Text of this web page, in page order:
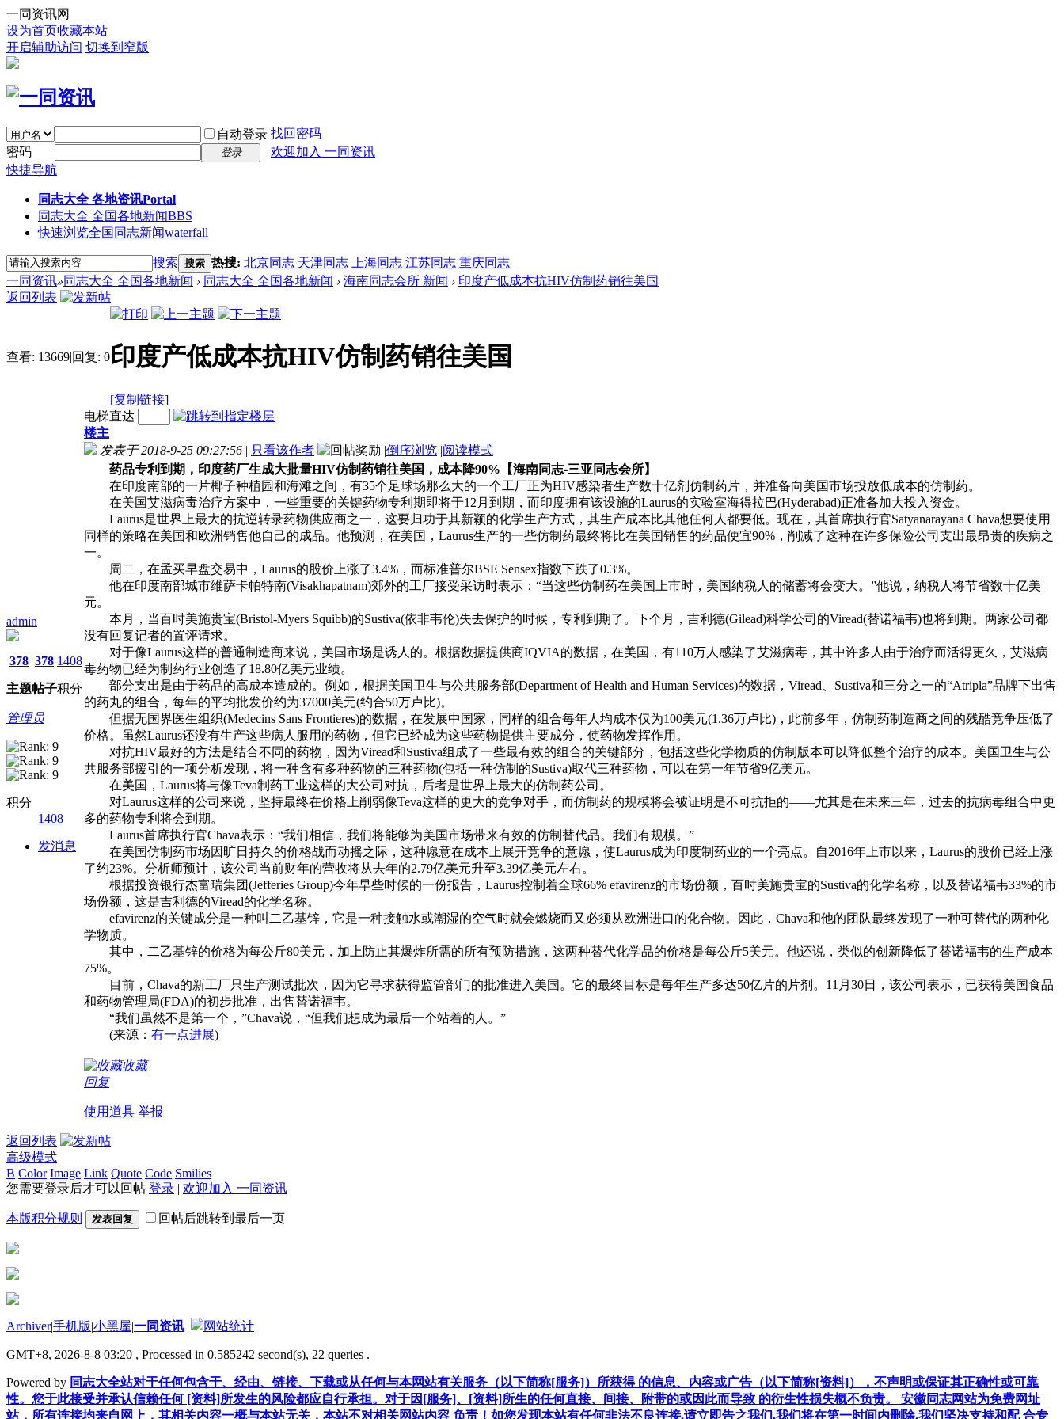
一同资讯网
设为首页收藏本站
开启辅助访问 切换到窄版
自动登录 找回密码
密码
登录
欢迎加入 一同资讯
快捷导航
同志大全 各地资讯Portal
同志大全 全国各地新闻BBS
快速浏览全国同志新闻waterfall
搜索 搜索 热搜: 北京同志 天津同志 上海同志 江苏同志 重庆同志
一同资讯»同志大全 全国各地新闻 › 同志大全 全国各地新闻 › 海南同志会所 新闻 › 印度产低成本抗HIV仿制药销往美国
返回列表
查看: 13669|回复: 0印度产低成本抗HIV仿制药销往美国
[复制链接]
admin
378
主题
378
帖子
1408
积分
管理员
积分
1408
发消息
电梯直达
楼主
发表于 2018-9-25 09:27:56 | 只看该作者 |倒序浏览 |阅读模式
药品专利到期，印度药厂生成大批量HIV仿制药销往美国，成本降90%
【海南同志-三亚同志会所】
在印度南部的一片椰子种植园和海滩之间，有35个足球场那么大的一个工厂正为HIV感染者生产数十亿剂仿制药片，并准备向美国市场投放低成本的仿制药。
在美国艾滋病毒治疗方案中，一些重要的关键药物专利期即将于12月到期，而印度拥有该设施的Laurus的实验室海得拉巴(Hyderabad)正准备加大投入资金。
Laurus是世界上最大的抗逆转录药物供应商之一，这要归功于其新颖的化学生产方式，其生产成本比其他任何人都要低。现在，其首席执行官Satyanarayana Chava想要使用
同样的策略在美国和欧洲销售他自己的成品。他预测，在美国，Laurus生产的一些仿制药最终将比在美国销售的药品便宜90%，削减了这种在许多保险公司支出最昂贵的疾病之
一。
周二，在孟买早盘交易中，Laurus的股价上涨了3.4%，而标准普尔BSE Sensex指数下跌了0.3%。
他在印度南部城市维萨卡帕特南(Visakhapatnam)郊外的工厂接受采访时表示：“当这些仿制药在美国上市时，美国纳税人的储蓄将会变大。”他说，纳税人将节省数十亿美
元。
本月，当百时美施贵宝(Bristol-Myers Squibb)的Sustiva(依非韦伦)失去保护的时候，专利到期了。下个月，吉利德(Gilead)科学公司的Viread(替诺福韦)也将到期。两家公司都
没有回复记者的置评请求。
对于像Laurus这样的普通制造商来说，美国市场是诱人的。根据数据提供商IQVIA的数据，在美国，有110万人感染了艾滋病毒，其中许多人由于治疗而活得更久，艾滋病
毒药物已经为制药行业创造了18.80亿美元业绩。
部分支出是由于药品的高成本造成的。例如，根据美国卫生与公共服务部(Department of Health and Human Services)的数据，Viread、Sustiva和三分之一的“Atripla”品牌下出售
的药丸的组合，每年的平均批发价约为37000美元(约合50万卢比)。
但据无国界医生组织(Medecins Sans Frontieres)的数据，在发展中国家，同样的组合每年人均成本仅为100美元(1.36万卢比)，此前多年，仿制药制造商之间的残酷竞争压低了
价格。虽然Laurus还没有生产这些病人服用的药物，但它已经成为这些药物提供主要成分，使药物发挥作用。
对抗HIV最好的方法是结合不同的药物，因为Viread和Sustiva组成了一些最有效的组合的关键部分，包括这些化学物质的仿制版本可以降低整个治疗的成本。美国卫生与公
共服务部援引的一项分析发现，将一种含有多种药物的三种药物(包括一种仿制的Sustiva)取代三种药物，可以在第一年节省9亿美元。
在美国，Laurus将与像Teva制药工业这样的大公司对抗，后者是世界上最大的仿制药公司。
对Laurus这样的公司来说，坚持最终在价格上削弱像Teva这样的更大的竞争对手，而仿制药的规模将会被证明是不可抗拒的——尤其是在未来三年，过去的抗病毒组合中更
多的药物专利将会到期。
Laurus首席执行官Chava表示：“我们相信，我们将能够为美国市场带来有效的仿制替代品。我们有规模。”
在美国仿制药市场因旷日持久的价格战而动摇之际，这种愿意在成本上展开竞争的意愿，使Laurus成为印度制药业的一个亮点。自2016年上市以来，Laurus的股价已经上涨
了约23%。分析师预计，该公司当前财年的营收将从去年的2.79亿美元升至3.39亿美元左右。
根据投资银行杰富瑞集团(Jefferies Group)今年早些时候的一份报告，Laurus控制着全球66% efavirenz的市场份额，百时美施贵宝的Sustiva的化学名称，以及替诺福韦33%的市
场份额，这是吉利德的Viread的化学名称。
efavirenz的关键成分是一种叫二乙基锌，它是一种接触水或潮湿的空气时就会燃烧而又必须从欧洲进口的化合物。因此，Chava和他的团队最终发现了一种可替代的两种化
学物质。
其中，二乙基锌的价格为每公斤80美元，加上防止其爆炸所需的所有预防措施，这两种替代化学品的价格是每公斤5美元。他还说，类似的创新降低了替诺福韦的生产成本
75%。
目前，Chava的新工厂只生产测试批次，因为它寻求获得监管部门的批准进入美国。它的最终目标是每年生产多达50亿片的片剂。11月30日，该公司表示，已获得美国食品
和药物管理局(FDA)的初步批准，出售替诺福韦。
“我们虽然不是第一个，”Chava说，“但我们想成为最后一个站着的人。”
(来源： 有一点进展)
收藏
回复
使用道具 举报
返回列表
高级模式
B Color Image Link Quote Code Smilies
您需要登录后才可以回帖 登录 | 欢迎加入 一同资讯
本版积分规则 发表回复 回帖后跳转到最后一页
Archiver|手机版|小黑屋|一同资讯 网站统计
GMT+8, 2026-8-8 03:20 , Processed in 0.585242 second(s), 22 queries .
Powered by 同志大全站对于任何包含于、经由、链接、下载或从任何与本网站有关服务（以下简称[服务]）所获得 的信息、内容或广告（以下简称[资料]），不声明或保证其正确性或可靠
性。您于此接受并承认信赖任何 [资料]所发生的风险都应自行承担。对于因[服务]、[资料]所生的任何直接、间接、附带的或因此而导致 的衍生性损失概不负责。 安徽同志网站为免费网址
站，所有连接均来自网上，其相关内容一概与本站无关，本站不对相关网站内容 负责！如您发现本站有任何非法不良连接,请立即告之我们,我们将在第一时间内删除.我们坚决支持和配 合专